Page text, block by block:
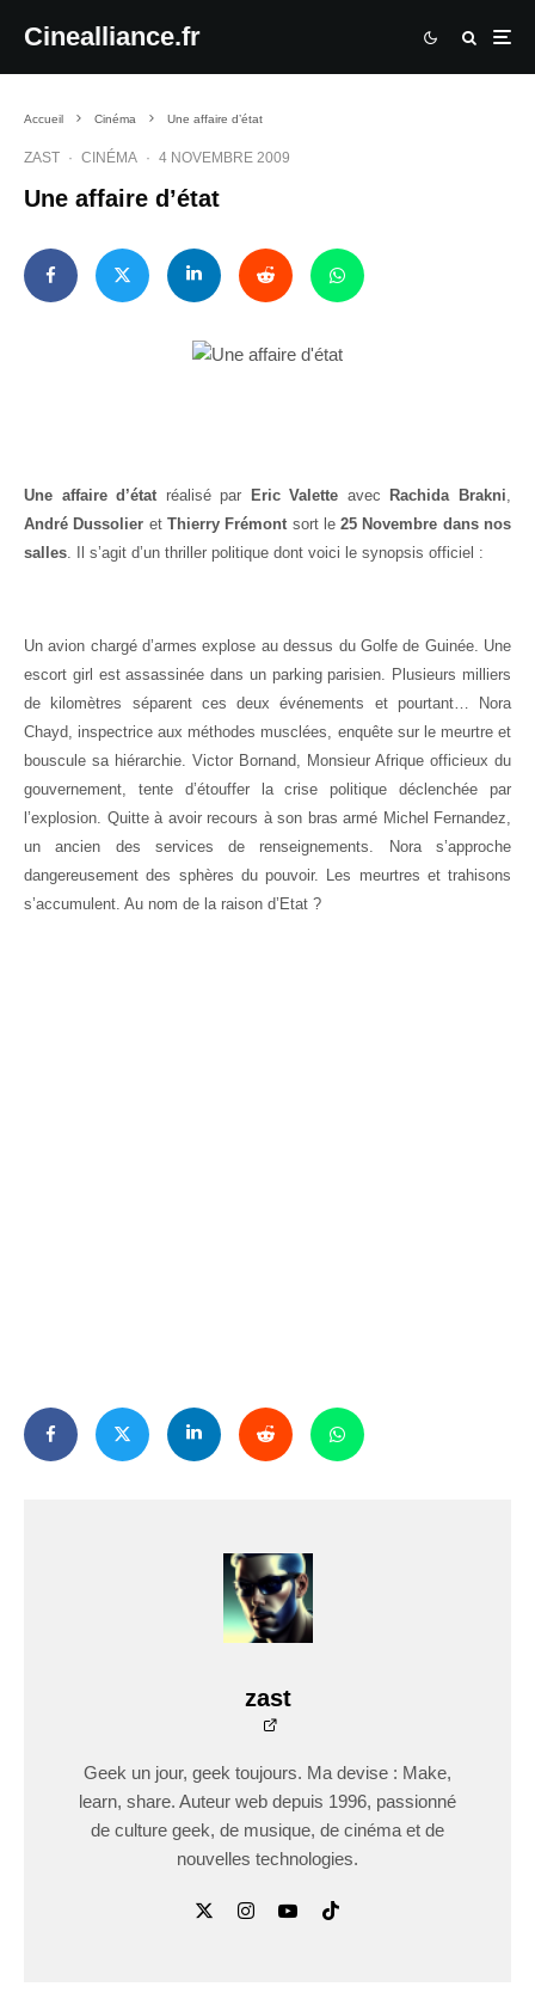
Cinealliance.fr
Accueil Cinéma Une affaire d’état
ZAST · CINÉMA · 4 NOVEMBRE 2009
Une affaire d’état
Une affaire d’état réalisé par Eric Valette avec Rachida Brakni,
André Dussolier et Thierry Frémont sort le25 Novembre dans nos
salles. Il s’agit d’un thriller politique dont voici le synopsis officiel :
Un avion chargé d’armes explose au dessus du Golfe de Guinée. Une
escort girl est assassinée dans un parking parisien. Plusieurs milliers
de kilomètres séparent ces deux événements et pourtant… Nora
Chayd, inspectrice aux méthodes musclées, enquête sur le meurtre et
bouscule sa hiérarchie. Victor Bornand, Monsieur Afrique officieux du
gouvernement, tente d’étouffer la crise politique déclenchée par
l’explosion. Quitte à avoir recours à son bras armé Michel Fernandez,
un ancien des services de renseignements. Nora s’approche
dangereusement des sphères du pouvoir. Les meurtres et trahisons
s’accumulent. Au nom de la raison d’Etat ?
zast
Geek un jour, geek toujours. Ma devise : Make,
learn, share. Auteur web depuis 1996, passionné
de culture geek, de musique, de cinéma et de
nouvelles technologies.